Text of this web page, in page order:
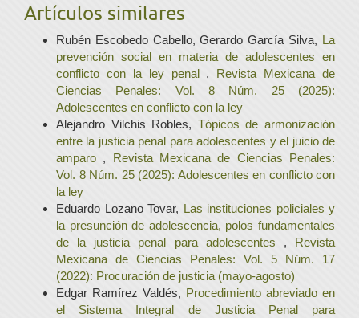
Artículos similares
Rubén Escobedo Cabello, Gerardo García Silva, La
prevención social en materia de adolescentes en
conflicto con la ley penal ,
Revista Mexicana de
Ciencias Penales: Vol. 8 Núm. 25 (2025):
Adolescentes en conflicto con la ley
Alejandro Vilchis Robles, Tópicos de armonización
entre la justicia penal para adolescentes y el juicio de
amparo ,
Revista Mexicana de Ciencias Penales:
Vol. 8 Núm. 25 (2025): Adolescentes en conflicto con
la ley
Eduardo Lozano Tovar, Las instituciones policiales y
la presunción de adolescencia, polos fundamentales
de la justicia penal para adolescentes ,
Revista
Mexicana de Ciencias Penales: Vol. 5 Núm. 17
(2022): Procuración de justicia (mayo-agosto)
Edgar Ramírez Valdés, Procedimiento abreviado en
el Sistema Integral de Justicia Penal para